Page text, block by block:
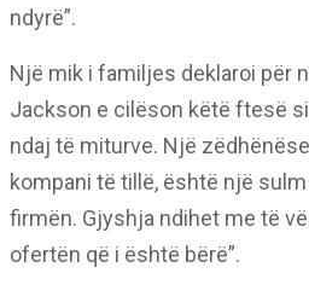
ndyrë”.
Një mik i familjes deklaroi për
Jackson e cilëson këtë ftesë
ndaj të miturve. Një
kompani të tillë, është një
firmën. Gjyshja ndihet me të
ofertën që i është bërë”.